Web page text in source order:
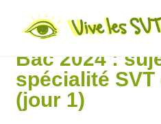
Au jour le jour
Bac 2024 :
spécialité
(jour 1)